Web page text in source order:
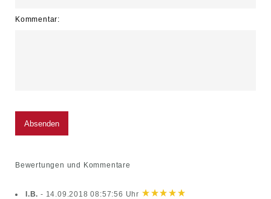
Kommentar:
Bewertungen und Kommentare
I.B. - 14.09.2018 08:57:56 Uhr